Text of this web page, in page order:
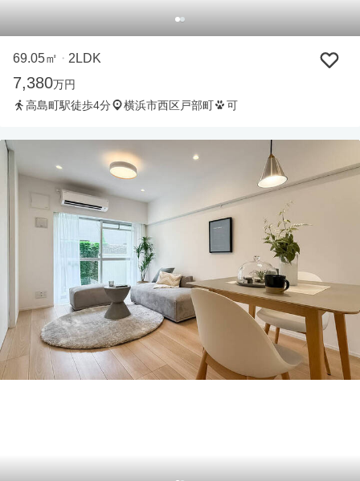
69.05㎡ ・ 2LDK
7,380万円
高島町駅徒歩4分
横浜市西区戸部町 可